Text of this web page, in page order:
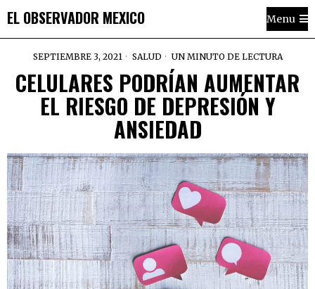
EL OBSERVADOR MEXICO Menu
SEPTIEMBRE 3, 2021 SALUD UN MINUTO DE LECTURA
CELULARES PODRÍAN AUMENTAR
EL RIESGO DE DEPRESIÓN Y
ANSIEDAD